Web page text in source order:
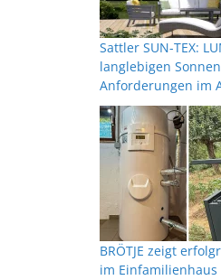
Sattler SUN-TEX:
langlebigen
Anforderungen im
BRÖTJE zeigt
im Einfamilienhaus